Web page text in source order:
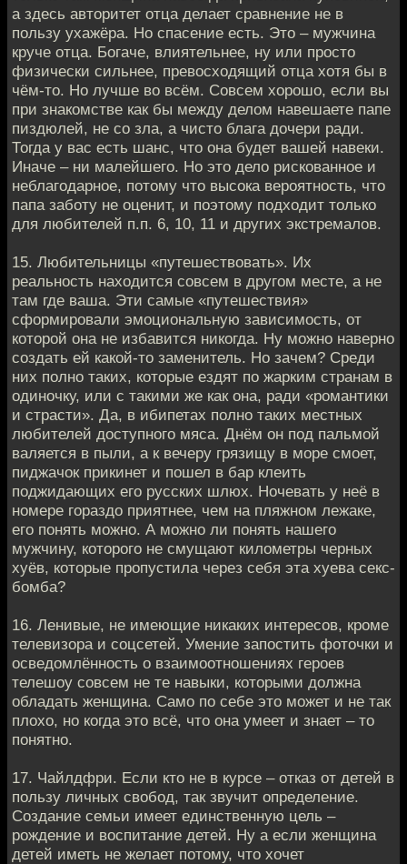
а здесь авторитет отца делает сравнение не в
пользу ухажёра. Но спасение есть. Это – мужчина
круче отца. Богаче, влиятельнее, ну или просто
физически сильнее, превосходящий отца хотя бы в
чём-то. Но лучше во всём. Совсем хорошо, если вы
при знакомстве как бы между делом навешаете папе
пиздюлей, не со зла, а чисто блага дочери ради.
Тогда у вас есть шанс, что она будет вашей навеки.
Иначе – ни малейшего. Но это дело рискованное и
неблагодарное, потому что высока вероятность, что
папа заботу не оценит, и поэтому подходит только
для любителей п.п. 6, 10, 11 и других экстремалов.
15. Любительницы «путешествовать». Их
реальность находится совсем в другом месте, а не
там где ваша. Эти самые «путешествия»
сформировали эмоциональную зависимость, от
которой она не избавится никогда. Ну можно наверно
создать ей какой-то заменитель. Но зачем? Среди
них полно таких, которые ездят по жарким странам в
одиночку, или с такими же как она, ради «романтики
и страсти». Да, в ибипетах полно таких местных
любителей доступного мяса. Днём он под пальмой
валяется в пыли, а к вечеру грязищу в море смоет,
пиджачок прикинет и пошел в бар клеить
поджидающих его русских шлюх. Ночевать у неё в
номере гораздо приятнее, чем на пляжном лежаке,
его понять можно. А можно ли понять нашего
мужчину, которого не смущают километры черных
хуёв, которые пропустила через себя эта хуева секс-
бомба?
16. Ленивые, не имеющие никаких интересов, кроме
телевизора и соцсетей. Умение запостить фоточки и
осведомлённость о взаимоотношениях героев
телешоу совсем не те навыки, которыми должна
обладать женщина. Само по себе это может и не так
плохо, но когда это всё, что она умеет и знает – то
понятно.
17. Чайлдфри. Если кто не в курсе – отказ от детей в
пользу личных свобод, так звучит определение.
Создание семьи имеет единственную цель –
рождение и воспитание детей. Ну а если женщина
детей иметь не желает потому, что хочет